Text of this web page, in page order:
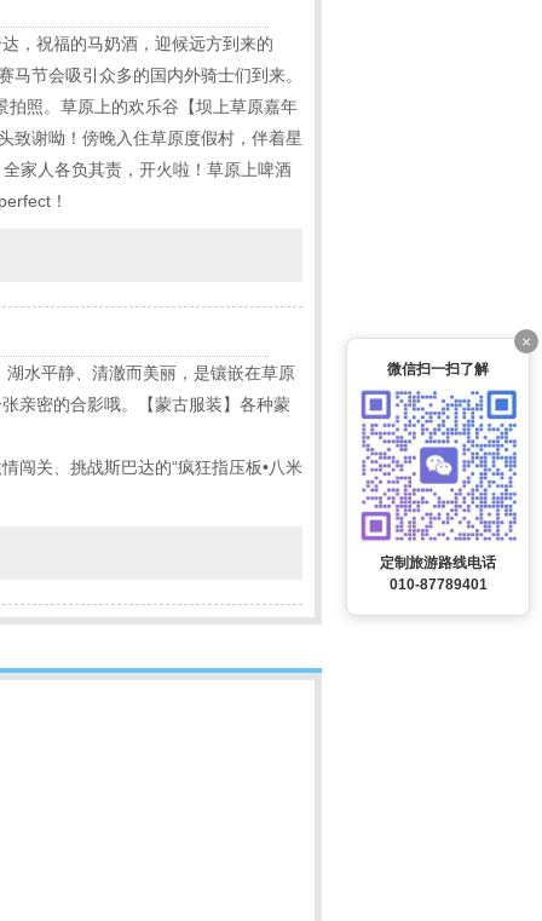
，祝福的马奶酒，迎候远方到来的
节会吸引众多的国内外骑士们到来。
拍照。草原上的欢乐谷【坝上草原嘉年
致谢呦！傍晚入住草原度假村，伴着星
家人各负其责，开火啦！草原上啤酒
！
水平静、清澈而美丽，是镶嵌在草原
亲密的合影哦。【蒙古服装】各种蒙
闯关、挑战斯巴达的“疯狂指压板•八米
×
微信扫一扫了解
定制旅游路线电话
010-87789401